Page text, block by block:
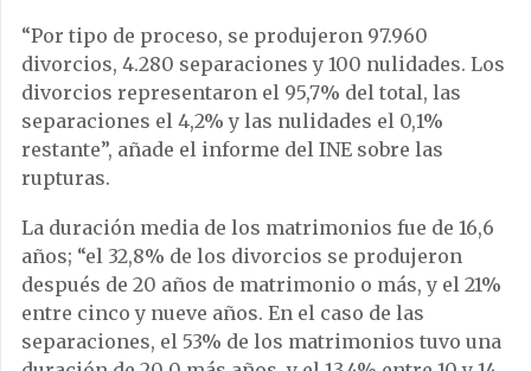
“Por tipo de proceso, se produjeron 97.960
divorcios, 4.280 separaciones y 100 nulidades. Los
divorcios representaron el 95,7% del total, las
separaciones el 4,2% y las nulidades el 0,1%
restante”, añade el informe del INE sobre las
rupturas.
La duración media de los matrimonios fue de 16,6
años; “el 32,8% de los divorcios se produjeron
después de 20 años de matrimonio o más, y el 21%
entre cinco y nueve años. En el caso de las
separaciones, el 53% de los matrimonios tuvo una